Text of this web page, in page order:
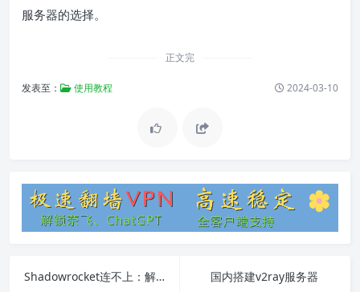
服务器的选择。
正文完
发表至： 使用教程 2024-03-10
Shadowrocket连不上：解决方案和常见故障排除
国内搭建v2ray服务器